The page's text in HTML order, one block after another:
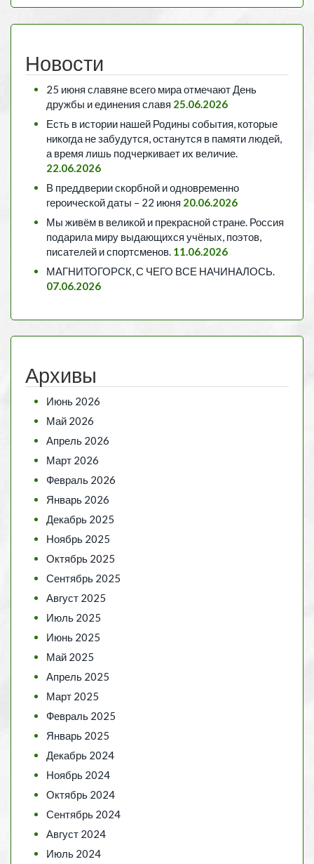
Новости
25 июня славяне всего мира отмечают День
дружбы и единения славя 25.06.2026
Есть в истории нашей Родины события, которые
никогда не забудутся, останутся в памяти людей,
а время лишь подчеркивает их величие.
22.06.2026
В преддверии скорбной и одновременно
героической даты – 22 июня 20.06.2026
Мы живём в великой и прекрасной стране. Россия
подарила миру выдающихся учёных, поэтов,
писателей и спортсменов. 11.06.2026
МАГНИТОГОРСК, С ЧЕГО ВСЕ НАЧИНАЛОСЬ.
07.06.2026
Архивы
Июнь 2026
Май 2026
Апрель 2026
Март 2026
Февраль 2026
Январь 2026
Декабрь 2025
Ноябрь 2025
Октябрь 2025
Сентябрь 2025
Август 2025
Июль 2025
Июнь 2025
Май 2025
Апрель 2025
Март 2025
Февраль 2025
Январь 2025
Декабрь 2024
Ноябрь 2024
Октябрь 2024
Сентябрь 2024
Август 2024
Июль 2024